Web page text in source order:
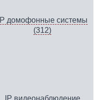
IP домофонные системы
(312)
IP видеонаблюдение